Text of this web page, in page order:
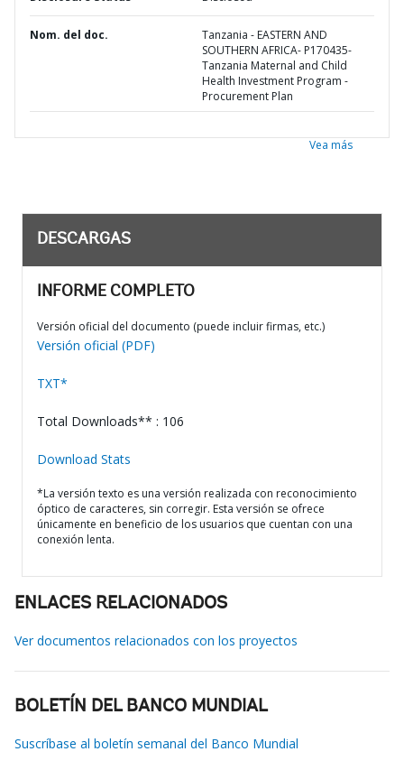
Nom. del doc.
Tanzania - EASTERN AND
SOUTHERN AFRICA- P170435-
Tanzania Maternal and Child
Health Investment Program -
Procurement Plan
Vea más
DESCARGAS
INFORME COMPLETO
Versión oficial del documento (puede incluir firmas, etc.)
Versión oficial (PDF)
TXT*
Total Downloads** : 106
Download Stats
*La versión texto es una versión realizada con reconocimiento
óptico de caracteres, sin corregir. Esta versión se ofrece
únicamente en beneficio de los usuarios que cuentan con una
conexión lenta.
ENLACES RELACIONADOS
Ver documentos relacionados con los proyectos
BOLETÍN DEL BANCO MUNDIAL
Suscríbase al boletín semanal del Banco Mundial